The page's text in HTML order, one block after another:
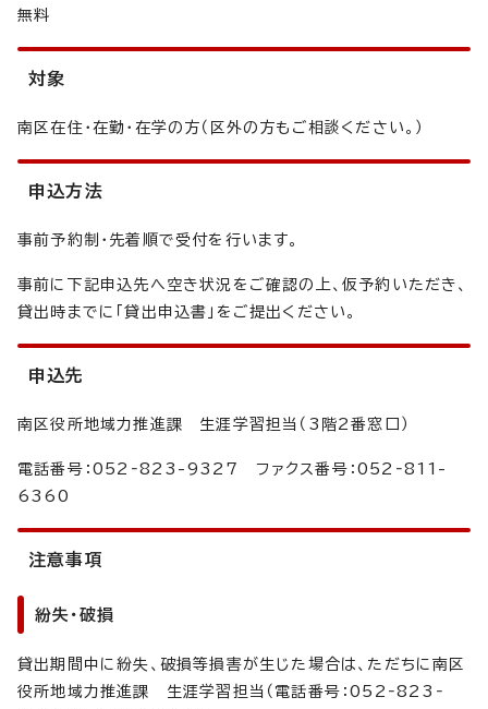
無料
対象
南区在住・在勤・在学の方（区外の方もご相談ください。）
申込方法
事前予約制・先着順で受付を行います。
事前に下記申込先へ空き状況をご確認の上、仮予約いただき、
貸出時までに「貸出申込書」をご提出ください。
申込先
南区役所地域力推進課 生涯学習担当（3階2番窓口）
電話番号：052‐823-9327 ファクス番号：052‐811-
6360
注意事項
紛失・破損
貸出期間中に紛失、破損等損害が生じた場合は、ただちに南区
役所地域力推進課 生涯学習担当（電話番号：052‐823‐